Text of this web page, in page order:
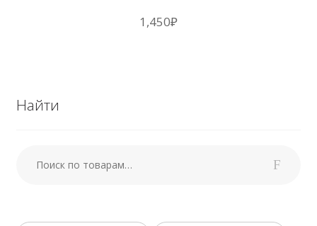
1,450₽
Найти
Поиск